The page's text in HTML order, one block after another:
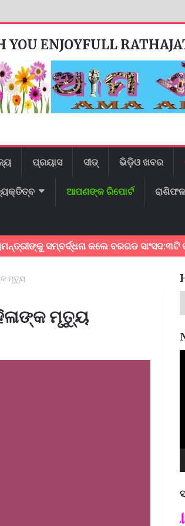
YOU ENJOYFULL
ପ୍ରୟାସ ସୀଡ୍ ଭିଡ଼ିଓ ଖବର
ଆପଣଙ୍କ ରିପୋର୍ଟ ରାଶିଫଳ
କଲେ ବରଗଡ ସାଂସଦ:୩ଟି ପ୍ରମୁଖ
ମୃତ୍ୟୁ
ମୃତ୍ୟୁ
ପଦ୍ମଶ୍ରୀ ଜୟନ୍ତ